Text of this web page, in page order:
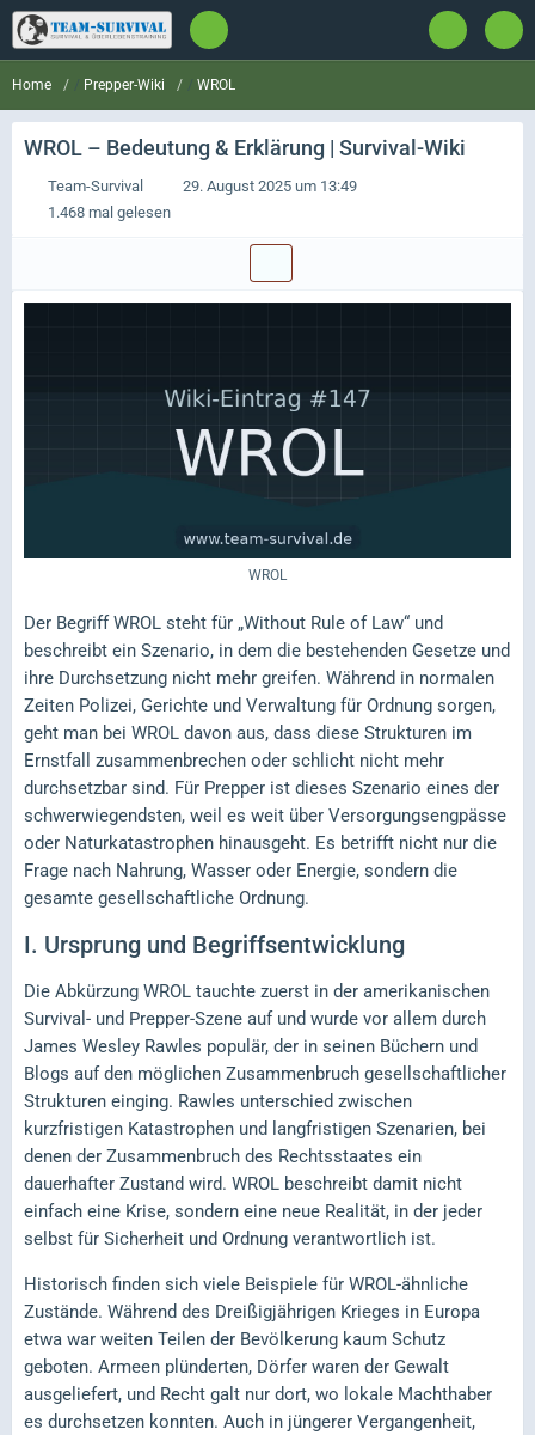
Home Prepper-Wiki WROL
WROL – Bedeutung & Erklärung | Survival-Wiki
Team-Survival
29. August 2025 um 13:49
1.468 mal gelesen
WROL
Der Begriff WROL steht für „Without Rule of Law“ und
beschreibt ein Szenario, in dem die bestehenden Gesetze und
ihre Durchsetzung nicht mehr greifen. Während in normalen
Zeiten Polizei, Gerichte und Verwaltung für Ordnung sorgen,
geht man bei WROL davon aus, dass diese Strukturen im
Ernstfall zusammenbrechen oder schlicht nicht mehr
durchsetzbar sind. Für Prepper ist dieses Szenario eines der
schwerwiegendsten, weil es weit über Versorgungsengpässe
oder Naturkatastrophen hinausgeht. Es betrifft nicht nur die
Frage nach Nahrung, Wasser oder Energie, sondern die
gesamte gesellschaftliche Ordnung.
I. Ursprung und Begriffsentwicklung
Die Abkürzung WROL tauchte zuerst in der amerikanischen
Survival- und Prepper-Szene auf und wurde vor allem durch
James Wesley Rawles populär, der in seinen Büchern und
Blogs auf den möglichen Zusammenbruch gesellschaftlicher
Strukturen einging. Rawles unterschied zwischen
kurzfristigen Katastrophen und langfristigen Szenarien, bei
denen der Zusammenbruch des Rechtsstaates ein
dauerhafter Zustand wird. WROL beschreibt damit nicht
einfach eine Krise, sondern eine neue Realität, in der jeder
selbst für Sicherheit und Ordnung verantwortlich ist.
Historisch finden sich viele Beispiele für WROL-ähnliche
Zustände. Während des Dreißigjährigen Krieges in Europa
etwa war weiten Teilen der Bevölkerung kaum Schutz
geboten. Armeen plünderten, Dörfer waren der Gewalt
ausgeliefert, und Recht galt nur dort, wo lokale Machthaber
es durchsetzen konnten. Auch in jüngerer Vergangenheit,